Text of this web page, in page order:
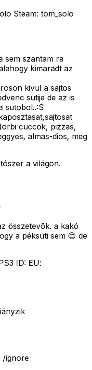
Steam: tom_solo
sem szantam ra
kimaradt az
kivul a sajtos
sutije de az is
sutobol..:S
cuccok, pizzas,
almas-dios, meg
a világon.
összetevõk. a kakó
a péksüti sem 😊 de
ID: EU:
/ignore